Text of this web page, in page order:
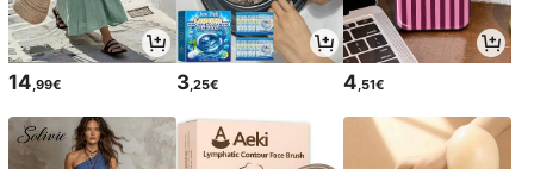
14 ,99€ 3,25€ 4 ,51€